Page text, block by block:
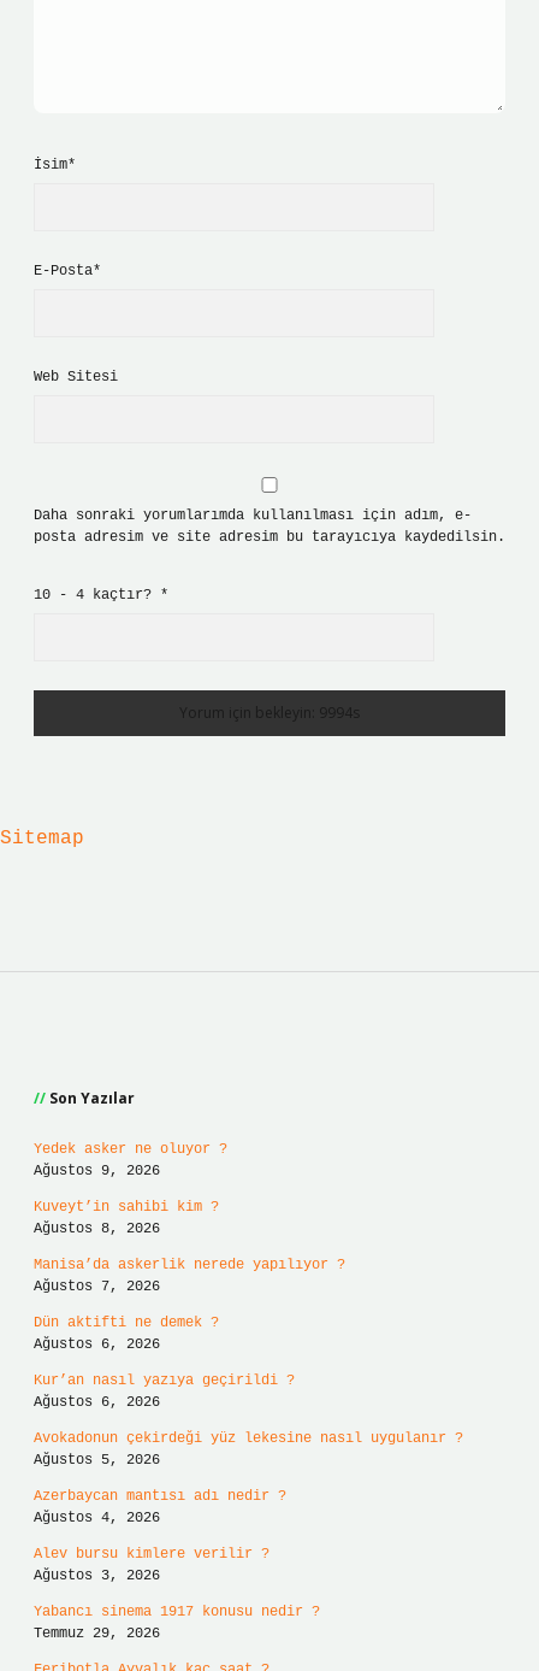
İsim*
E-Posta*
Web Sitesi
Daha sonraki yorumlarımda kullanılması için adım, e-
posta adresim ve site adresim bu tarayıcıya kaydedilsin.
10 - 4 kaçtır? *
Sitemap
Son Yazılar
Yedek asker ne oluyor ?
Ağustos 9, 2026
Kuveyt’in sahibi kim ?
Ağustos 8, 2026
Manisa’da askerlik nerede yapılıyor ?
Ağustos 7, 2026
Dün aktifti ne demek ?
Ağustos 6, 2026
Kur’an nasıl yazıya geçirildi ?
Ağustos 6, 2026
Avokadonun çekirdeği yüz lekesine nasıl uygulanır ?
Ağustos 5, 2026
Azerbaycan mantısı adı nedir ?
Ağustos 4, 2026
Alev bursu kimlere verilir ?
Ağustos 3, 2026
Yabancı sinema 1917 konusu nedir ?
Temmuz 29, 2026